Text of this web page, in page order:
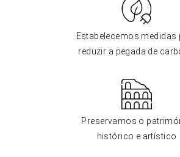
Estabelecemos medidas
reduzir a pegada de
Preservamos o
histórico e artístico